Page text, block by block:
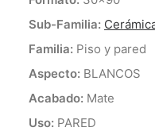
Sub-Familia:
Familia: Piso y pared
Aspecto: BLANCOS
Acabado: Mate
Uso: PARED